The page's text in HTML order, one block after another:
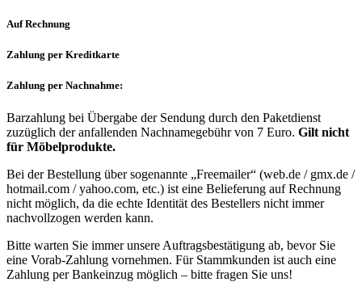
Auf Rechnung
Zahlung per Kreditkarte
Zahlung per Nachnahme:
Barzahlung bei Übergabe der Sendung durch den Paketdienst
zuzüglich der anfallenden Nachnamegebühr von 7 Euro. Gilt nicht
für Möbelprodukte.
Bei der Bestellung über sogenannte „Freemailer“ (web.de / gmx.de /
hotmail.com / yahoo.com, etc.) ist eine Belieferung auf Rechnung
nicht möglich, da die echte Identität des Bestellers nicht immer
nachvollzogen werden kann.
Bitte warten Sie immer unsere Auftragsbestätigung ab, bevor Sie
eine Vorab-Zahlung vornehmen. Für Stammkunden ist auch eine
Zahlung per Bankeinzug möglich – bitte fragen Sie uns!